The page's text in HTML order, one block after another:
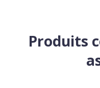
Produits